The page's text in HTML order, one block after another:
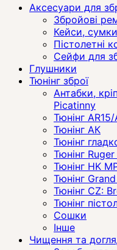
Аксесуари для
Збройові
Кейси,
Пістолетні
Сейфи для
Глушники
Тюнінг зброї
Антабки,
Picatinny
Тюнінг AR15/
Тюнінг АК
Тюнінг
Тюнінг
Тюнінг HK
Тюнінг
Тюнінг CZ:
Тюнінг
Сошки
Інше
Чищення та